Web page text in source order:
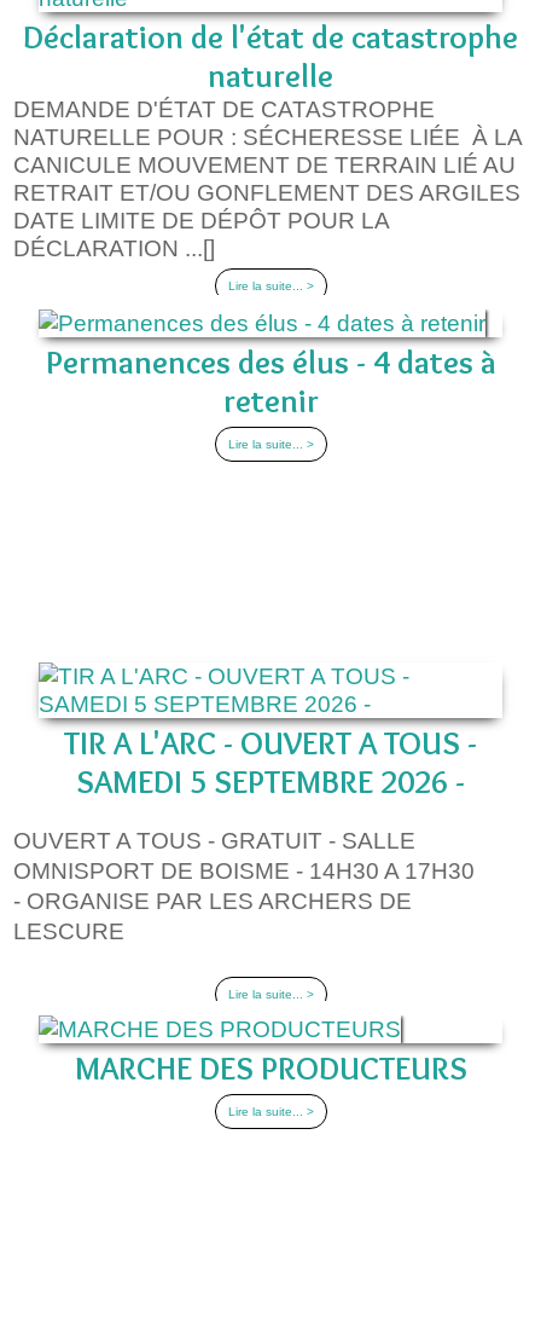
Déclaration de l'état de catastrophe
naturelle
DEMANDE D'ÉTAT DE CATASTROPHE
NATURELLE POUR : SÉCHERESSE LIÉE À LA
CANICULE MOUVEMENT DE TERRAIN LIÉ AU
RETRAIT ET/OU GONFLEMENT DES ARGILES
DATE LIMITE DE DÉPÔT POUR LA
DÉCLARATION ...[]
Lire la suite... >
Permanences des élus - 4 dates à
retenir
Lire la suite... >
TIR A L'ARC - OUVERT A TOUS -
SAMEDI 5 SEPTEMBRE 2026 -
OUVERT A TOUS - GRATUIT - SALLE
OMNISPORT DE BOISME - 14H30 A 17H30
- ORGANISE PAR LES ARCHERS DE
LESCURE
Lire la suite... >
MARCHE DES PRODUCTEURS
Lire la suite... >